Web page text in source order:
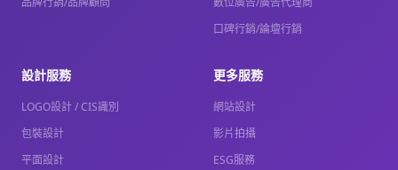
口碑行銷/論壇行銷
設計服務
LOGO設計 / CIS識別
包裝設計
平面設計
更多服務
網站設計
影片拍攝
ESG服務